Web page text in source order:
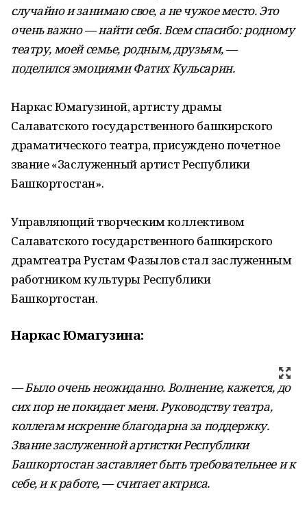
случайно и занимаю свое, а не чужое место. Это
очень важно — найти себя. Всем спасибо: родному
театру, моей семье, родным, друзьям, —
поделился эмоциями Фатих Кульсарин.
Наркас Юмагузиной, артисту драмы
Салаватского государственного башкирского
драматического театра, присуждено почетное
звание «Заслуженный артист Республики
Башкортостан».
Управляющий творческим коллективом
Салаватского государственного башкирского
драмтеатра Рустам Фазылов стал заслуженным
работником культуры Республики
Башкортостан.
Наркас Юмагузина:
— Было очень неожиданно. Волнение, кажется, до
сих пор не покидает меня. Руководству театра,
коллегам искренне благодарна за поддержку.
Звание заслуженной артистки Республики
Башкортостан заставляет быть требовательнее и к
себе, и к работе, — считает актриса.